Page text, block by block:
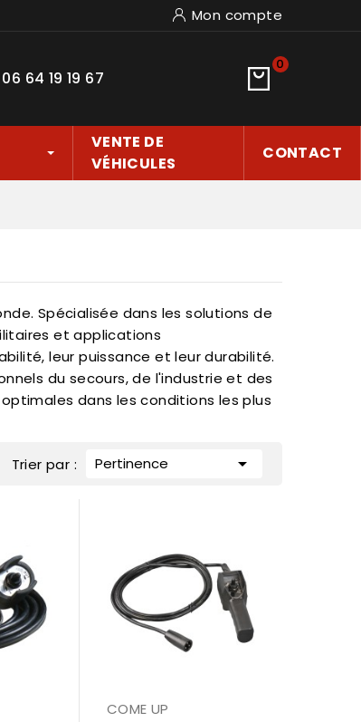
Mon compte
06 64 19 19 67
0
VENTE DE
VÉHICULES
CONTACT
Spécialisée dans les solutions de
et applications
leur puissance et leur durabilité.
du secours, de l'industrie et des
dans les conditions les plus
Trier par : Pertinence 
COME UP